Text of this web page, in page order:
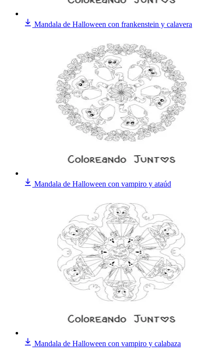
Mandala de Halloween con frankenstein y calavera
Mandala de Halloween con vampiro y ataúd
Mandala de Halloween con vampiro y calabaza